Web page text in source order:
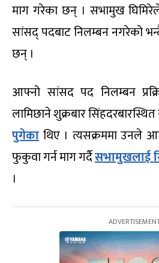
माग गरेका छन् । सभामुख
सांसद् पदबाट निलम्बन नगरेको
छन् ।
आफ्नो सांसद पद निलम्बन
लामिछाने शुक्रबार
पुगेका थिए । त्यसक्रममा उनले
फुकुवा गर्न माग गर्दैसभामुखलाई
।